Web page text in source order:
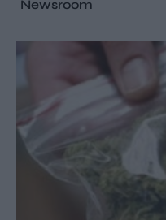
Newsroom